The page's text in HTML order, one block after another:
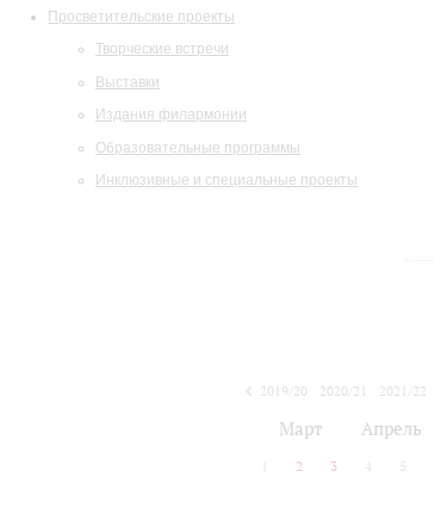
Просветительские проекты
Творческие встречи
Выставки
Издания филармонии
Образовательные программы
Инклюзивные и специальные проекты
2019/20 2020/21 2021/22
Март Апрель
2 3 4 5